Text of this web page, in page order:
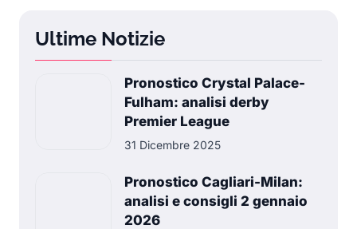
Ultime Notizie
Pronostico Crystal Palace-
Fulham: analisi derby
Premier League
31 Dicembre 2025
Pronostico Cagliari-Milan:
analisi e consigli 2 gennaio
2026